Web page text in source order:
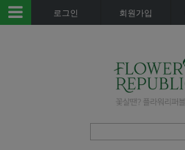
로그인 회원가입